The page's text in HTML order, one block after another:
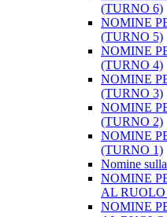
(TURNO 6)
NOMINE
(TURNO 5)
NOMINE
(TURNO 4)
NOMINE
(TURNO 3)
NOMINE
(TURNO 2)
NOMINE
(TURNO 1)
Nomine
NOMINE
AL RUOLO
NOMINE